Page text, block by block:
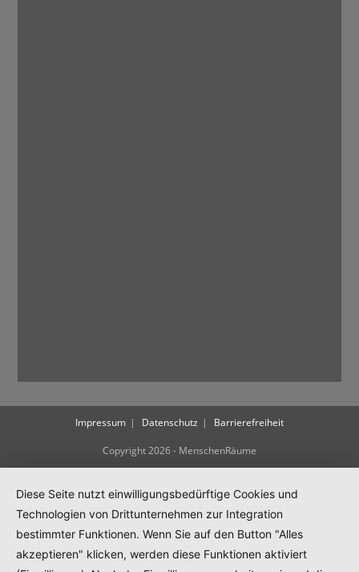
Impressum Datenschutz Barrierefreiheit
Copyright 2026 - MenschenRäume
Diese Seite nutzt einwilligungsbedürftige Cookies und
Technologien von Drittunternehmen zur Integration
bestimmter Funktionen. Wenn Sie auf den Button "Alles
akzeptieren" klicken, werden diese Funktionen aktiviert